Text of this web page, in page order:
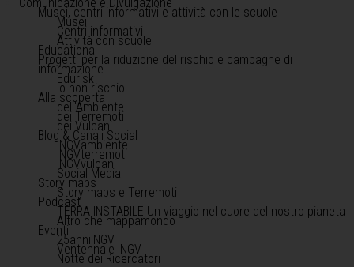
Musei, centri informativi e attività con le scuole
Musei
Centri informativi
Attività con scuole
Educational
Progetti per la riduzione del rischio e campagne di
informazione
Edurisk
Io non rischio
Alla scoperta
dell'Ambiente
dei Terremoti
dei Vulcani
Blog & Canali Social
INGVambiente
INGVterremoti
INGVvulcani
Social Media
Story maps
Story maps e Terremoti
Podcast
TERRA INSTABILE Un viaggio nel cuore del nostro pianeta
Altro che mappamondo
Eventi
25anniINGV
Ventennale INGV
Notte dei Ricercatori